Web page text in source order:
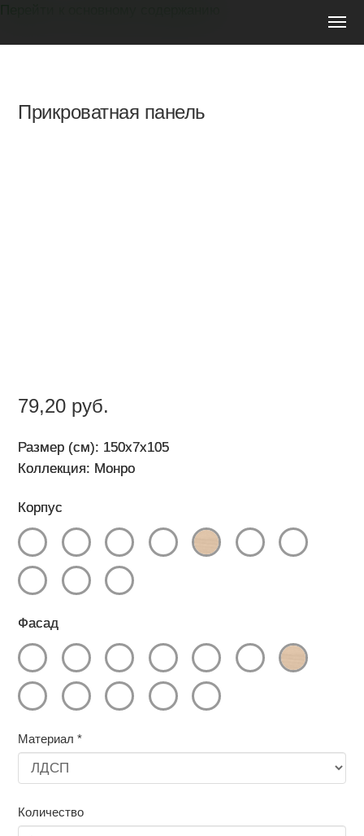
Прикроватная панель
79,20 руб.
Размер (см): 150x7x105
Коллекция: Монро
Корпус
Фасад
Материал *
Количество